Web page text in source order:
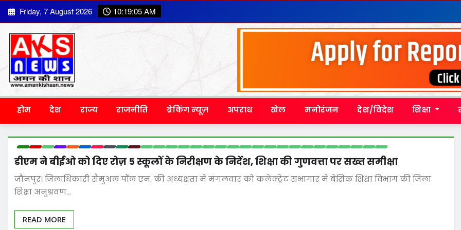
Skip
to
content
Friday, 7 August 2026 10:19:06 AM
होम देश राज्य राजनीति ब्रेकिंग न्यूज़ अपराध खेल मनोरंजन देश/विदेश शिक्षा
डीएम ने बीईओ को दिए रोज़ 5 स्कूलों के निरीक्षण के निर्देश, शिक्षा की गुणवत्ता पर सख्त समीक्षा
जौनपुर। जिलाधिकारी सैमुअल पॉल एन. की अध्यक्षता में मंगलवार को कलेक्ट्रेट सभागार में बेसिक शिक्षा विभाग की जिला
शिक्षा अनुश्रवण…
READ MORE